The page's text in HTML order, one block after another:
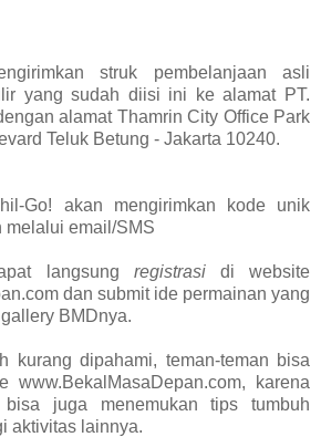
struk pembelanjaan asli
yang sudah diisi ini ke alamat PT.
alamat Thamrin City Office Park
Teluk Betung - Jakarta 10240.
Go! akan mengirimkan kode unik
melalui email/SMS
langsung registrasidi website
dan submit ide permainan yang
BMDnya.
kurang dipahami, teman-teman bisa
www.BekalMasaDepan.com, karena
bisa juga menemukan tips tumbuh
aktivitas lainnya.